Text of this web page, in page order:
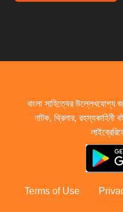
বাংলা সাহিত্যের উল্লেখযোগ্য
নাটক, থ্রিলার, রহস্যকাহিনী
Terms of Use